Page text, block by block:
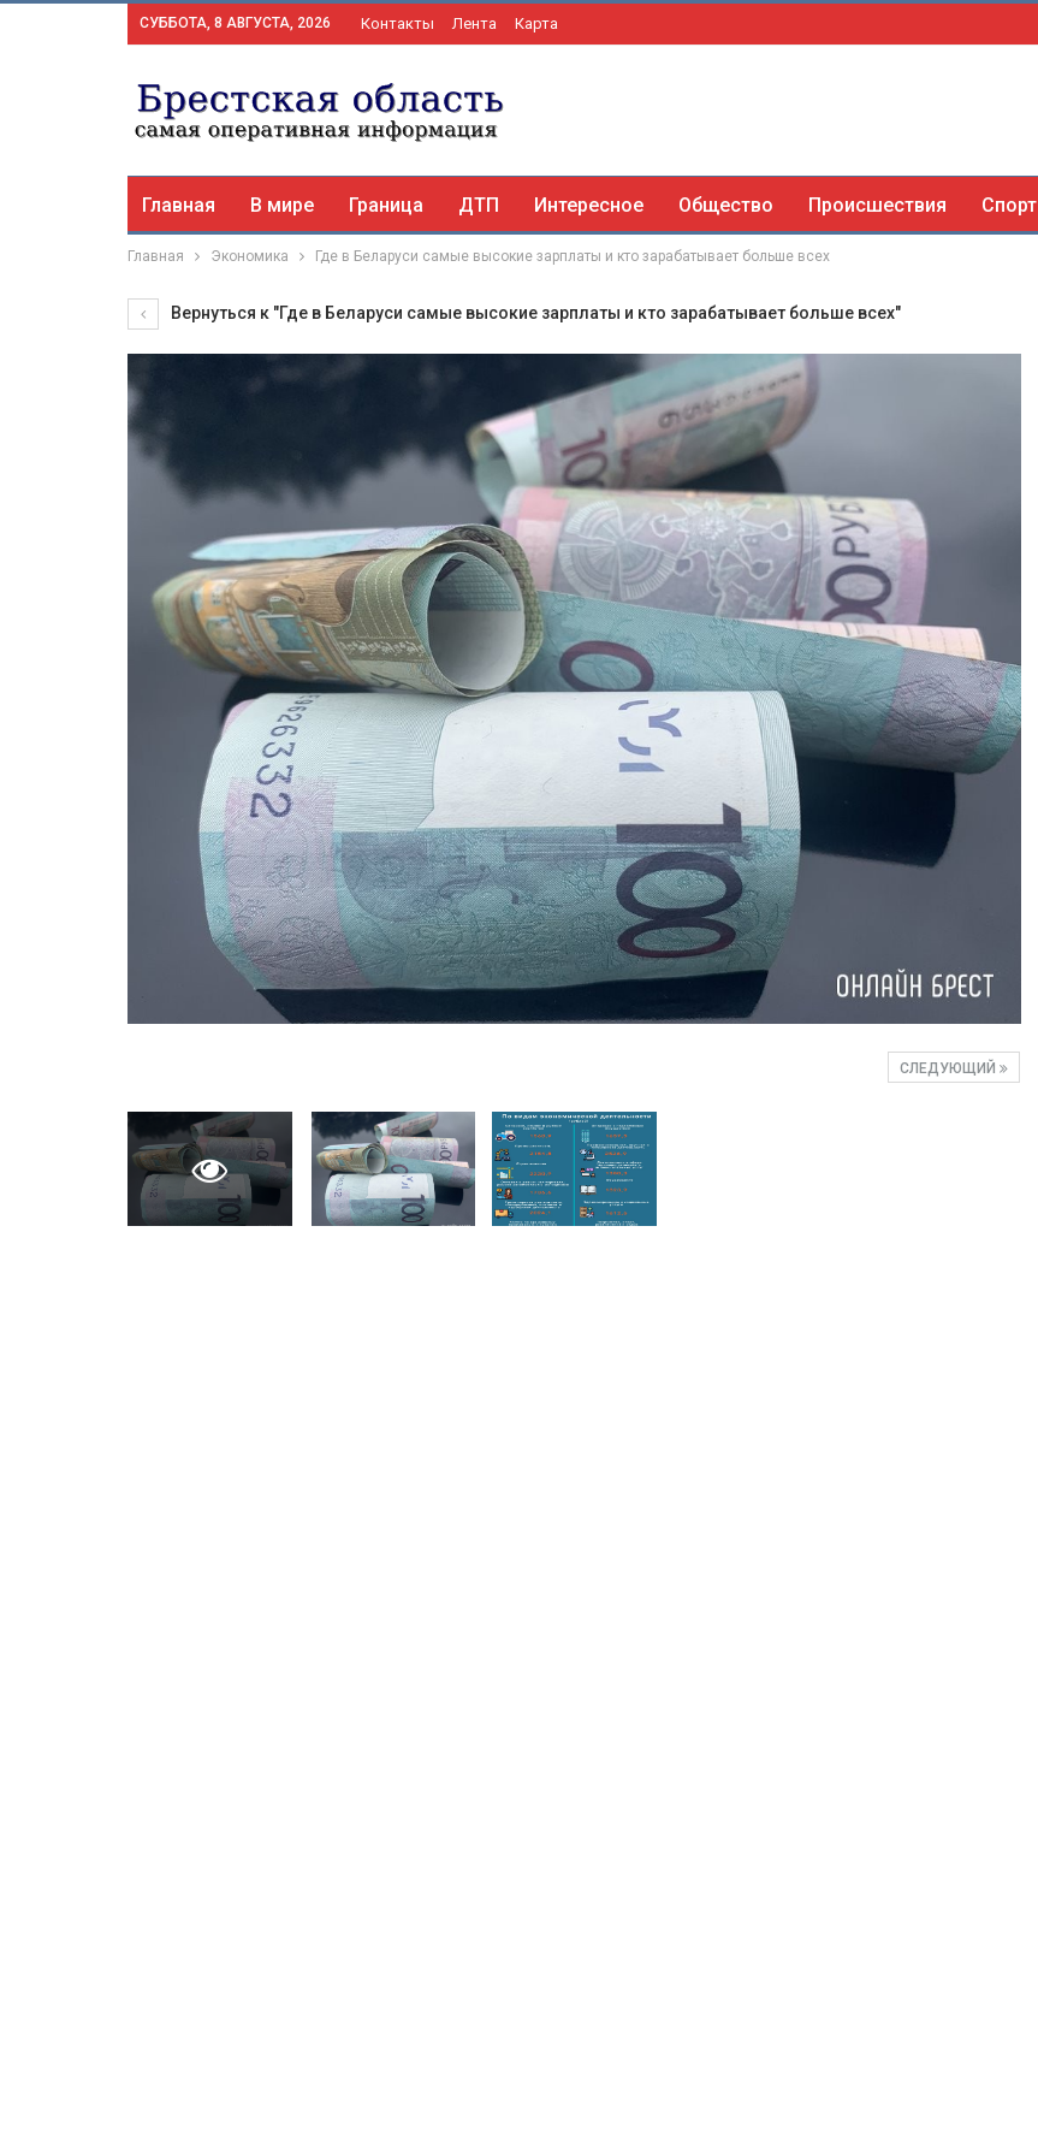
СУББОТА, 8 АВГУСТА, 2026 Контакты Лента Карта
Главная В мире Граница ДТП Интересное Общество Происшествия Спорт
Главная Экономика Где в Беларуси самые высокие зарплаты и кто зарабатывает больше всех
Вернуться к "Где в Беларуси самые высокие зарплаты и кто зарабатывает больше всех"
СЛЕДУЮЩИЙ